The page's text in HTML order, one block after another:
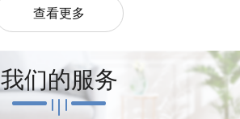
查看更多
我们的服务